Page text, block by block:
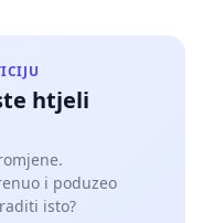
htjeli
i poduzeo
isto?